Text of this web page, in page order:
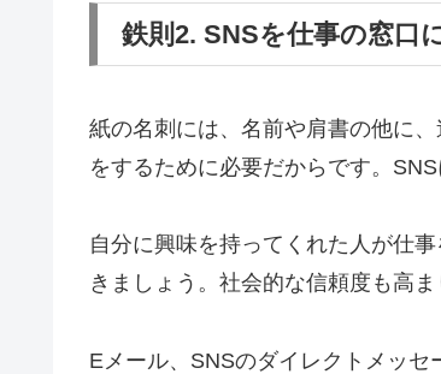
鉄則2. SNSを仕事の窓口
紙の名刺には、名前や肩書の他に
をするために必要だからです。
自分に興味を持ってくれた人が仕
きましょう。社会的な信頼度も高ま
Eメール、SNSのダイレクトメッセ